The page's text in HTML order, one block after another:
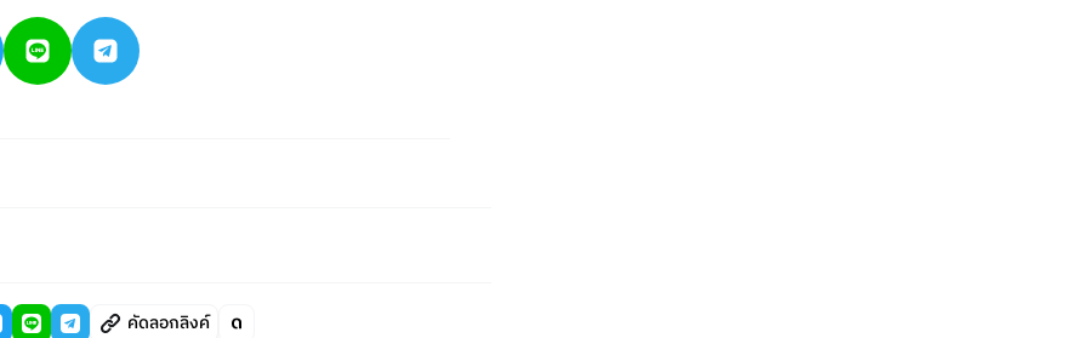
คัดลอกลิงค์